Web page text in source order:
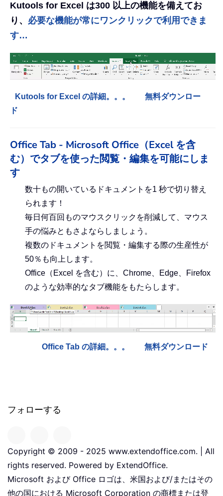
Kutools for Excel は300 以上の機能を備えてお
り、 必要な機能が常にワンクリックで利用できま
す…
Kutools for Excel の詳細。。。
無料ダウンロー
ド
Office Tab - Microsoft Office（Excel を含
む）でタブを使った閲覧・編集を可能にしま
す
数十もの開いているドキュメントを1 秒で切り替え
られます！
毎日何百回ものマウスクリックを削減して、マウス
手の悩みともさよならしましょう。
複数のドキュメントを閲覧・編集する際の生産性が
50％も向上します。
Office（Excel を含む）に、Chrome、Edge、Firefox
のような効率的なタブ機能をもたらします。
Office Tab の詳細。。。 無料ダウンロード
フォローする
Copyright © 2009 - 2025 www.extendoffice.com. | All
rights reserved. Powered by ExtendOffice.
Microsoft および Office ロゴは、米国および/またはその
他の国における Microsoft Corporation の商標または登